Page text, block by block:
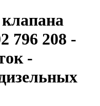
796 208 -
-